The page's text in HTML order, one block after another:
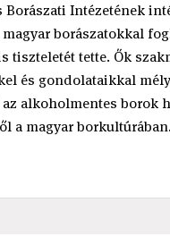
Borászati Intézetének
magyar borászatokkal
tiszteletét tette. Ők
és gondolataikkal
alkoholmentes borok
a magyar borkultúrában.